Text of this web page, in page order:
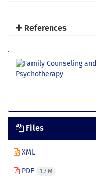
References
Files
XML
PDF 1.7 M